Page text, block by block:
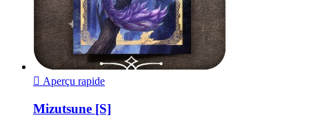
 Aperçu rapide
Mizutsune [S]